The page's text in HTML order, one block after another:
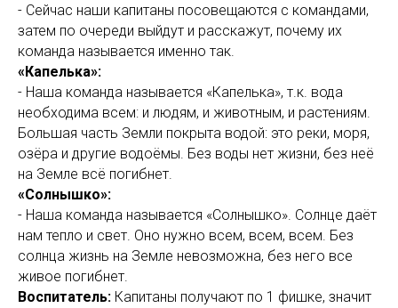
- Сейчас наши капитаны посовещаются с командами,
затем по очереди выйдут и расскажут, почему их
команда называется именно так.
«Капелька»:
- Наша команда называется «Капелька», т.к. вода
необходима всем: и людям, и животным, и растениям.
Большая часть Земли покрыта водой: это реки, моря,
озёра и другие водоёмы. Без воды нет жизни, без неё
на Земле всё погибнет.
«Солнышко»:
- Наша команда называется «Солнышко». Солнце даёт
нам тепло и свет. Оно нужно всем, всем, всем. Без
солнца жизнь на Земле невозможна, без него все
живое погибнет.
Воспитатель: Капитаны получают по 1 фишке, значит